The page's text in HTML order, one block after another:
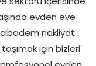
evden eve
nakliyat
için bizleri